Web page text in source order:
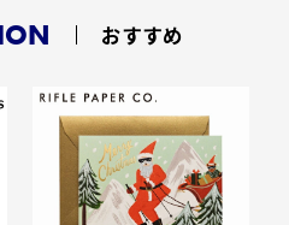
おすすめ